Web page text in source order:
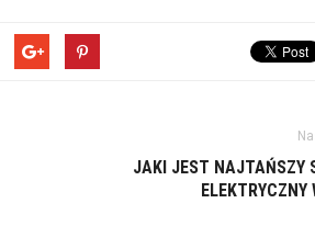
JAKI JEST NAJTAŃSZY
ELEKTRYCZNY